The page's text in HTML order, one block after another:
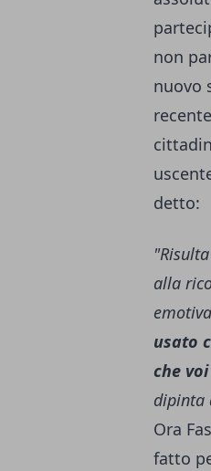
non
nuovo
detto:
alla
usato
che
dipinta
Ora
fatto